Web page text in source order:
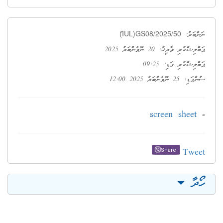
ނަންބަރު: ު(IUL)GS08/2025/50
ޕަބްލިޝްކުރި ތާރީޚު: 20 ނޮވެންބަރު 2025
ޕަބްލިޝްކުރި ގަޑި: 09:25
ސުންގަޑި: 25 ނޮވެންބަރު 2025 12:00
-
screen sheet
Tweet
Share
ހޯދާ